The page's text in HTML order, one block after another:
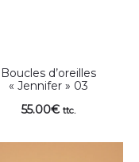
Boucles d’oreilles
« Jennifer » 03
55.00€ ttc.